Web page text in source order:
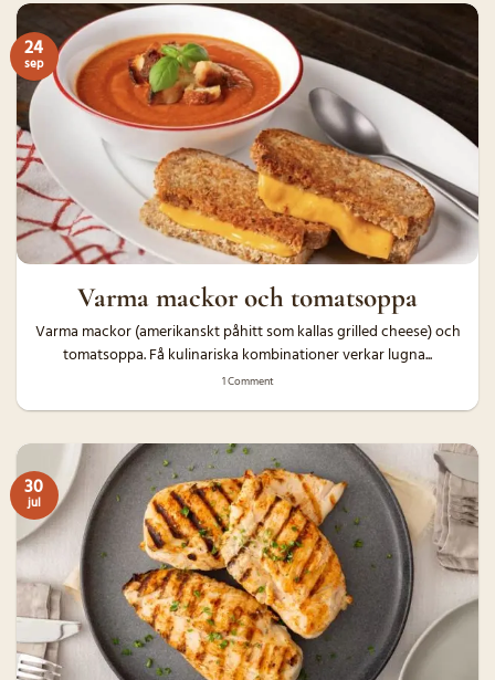
Varma mackor och tomatsoppa
Varma mackor (amerikanskt påhitt som kallas grilled cheese) och
tomatsoppa. Få kulinariska kombinationer verkar lugna...
1 Comment
24
sep
30
jul